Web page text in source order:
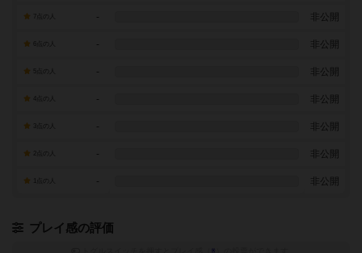
7点の人 - 非公開
- 非公開
- 非公開
- 非公開
- 非公開
- 非公開
- 非公開
プレイ感の評価